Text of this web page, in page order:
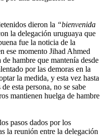
dieron la “bienvenida
la delegación uruguaya que
fue la noticia de la
ese momento Jihad Ahmed
hambre que mantenía desde
por las demoras en la
la medida, y esta vez hasta
esta persona, no se sabe
mantienen huelga de hambre
pasos dados por los
la reunión entre la delegación